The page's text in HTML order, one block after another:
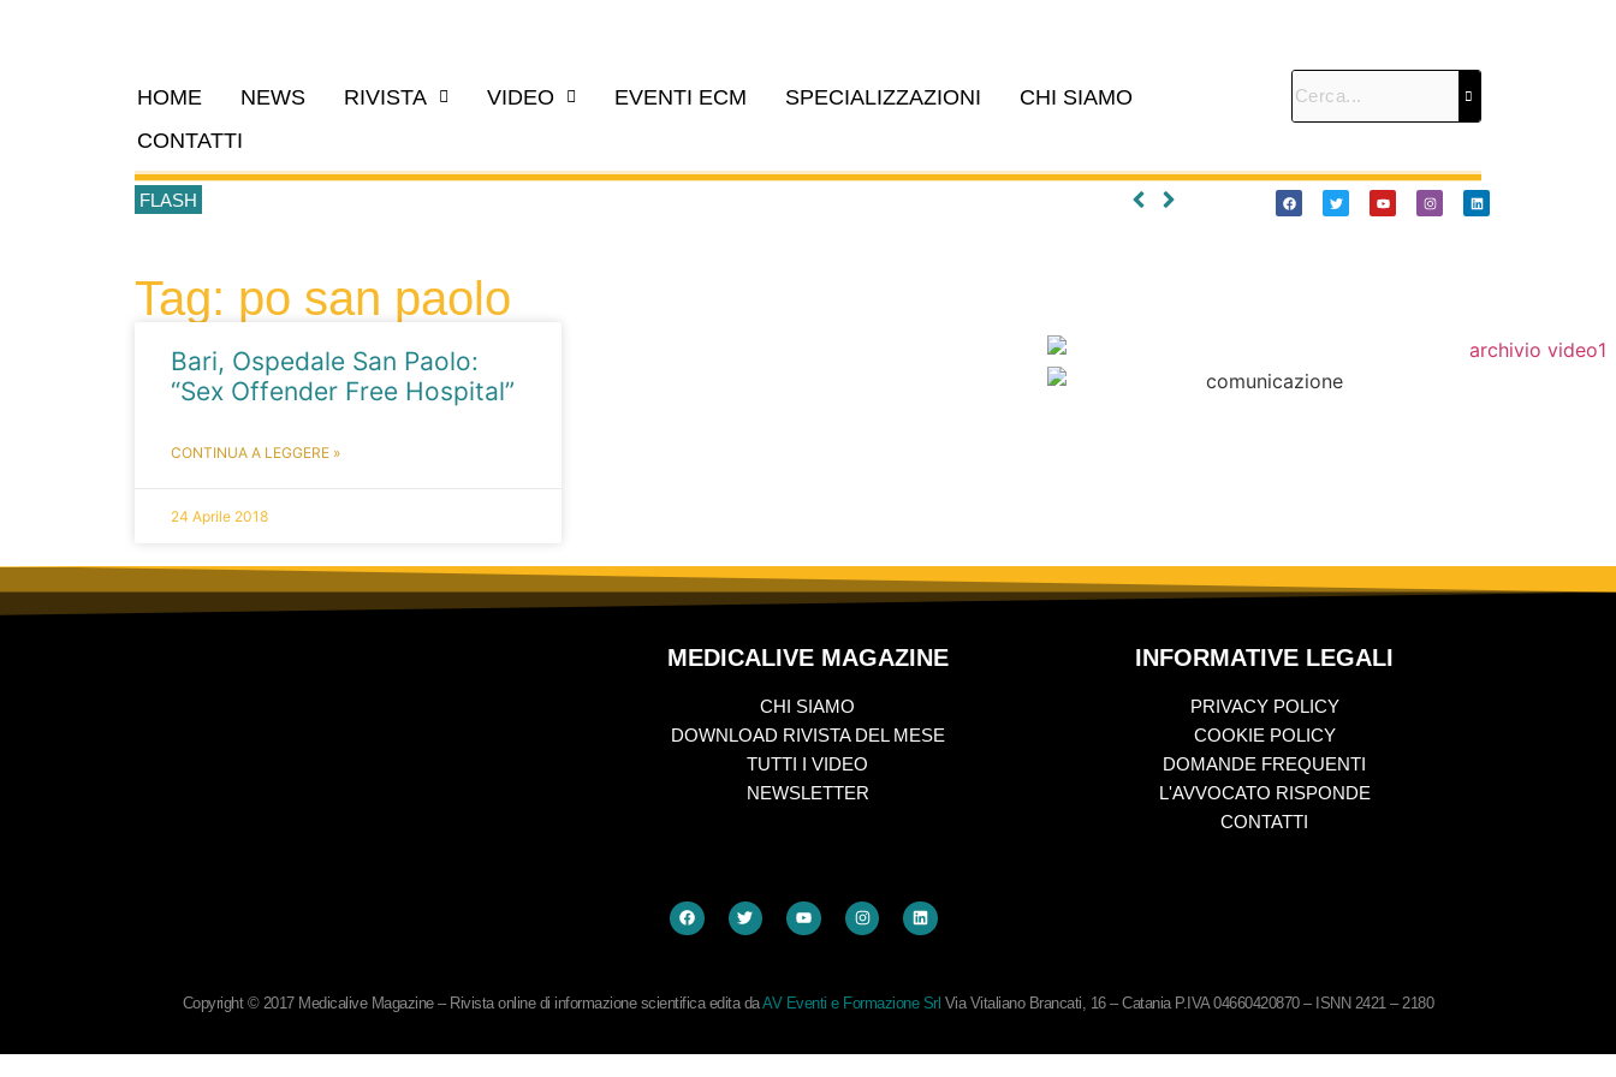
HOME NEWS RIVISTA VIDEO EVENTI ECM SPECIALIZZAZIONI
CHI SIAMO
CONTATTI
FLASH
Tag: po san paolo
Bari, Ospedale San Paolo:
“Sex Offender Free Hospital”
CONTINUA A LEGGERE »
24 Aprile 2018
MEDICALIVE MAGAZINE
CHI SIAMO
DOWNLOAD RIVISTA DEL MESE
TUTTI I VIDEO
NEWSLETTER
INFORMATIVE LEGALI
PRIVACY POLICY
COOKIE POLICY
DOMANDE FREQUENTI
L'AVVOCATO RISPONDE
CONTATTI
Copyright © 2017 Medicalive Magazine – Rivista online di informazione scientifica edita daAV Eventi e Formazione Srl Via Vitaliano Brancati, 16 – Catania P.IVA 04660420870 – ISNN 2421 – 2180